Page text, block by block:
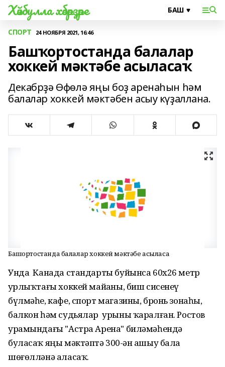
Хәйбулла хәбәрҙәре
СПОРТ 24 НОЯБРЯ 2021, 16:46
Башҡортостанда балалар
хоккей мәктәбе асыласаҡ
Декабрҙә Өфөлә яңы боҙ аренаһын һәм
балалар хоккей мәктәбен асыу күҙаллана.
Башҡортостанда балалар хоккей мәктәбе асыласаҡ
Унда Канада стандарты буйынса 60х26 метр
ҙурлыҡтағы хоккей майҙаны, биш сисенеү
бүлмәһе, кафе, спорт магазины, бронь зонаһы,
балкон һәм судьялар урыны ҡаралған. Ростов
урамындағы "Астра Арена" биләмәһендә
буласаҡ яңы мәктәптә 300-ҙән ашыу бала
шөғөлләнә аласаҡ.